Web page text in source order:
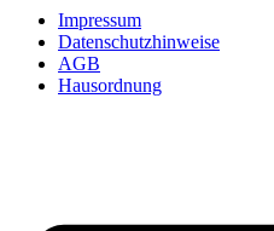
Impressum
Datenschutzhinweise
AGB
Hausordnung